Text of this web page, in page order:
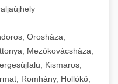
Orosháza,
Mezőkovácsháza,
Kismaros,
Romhány, Hollókő,